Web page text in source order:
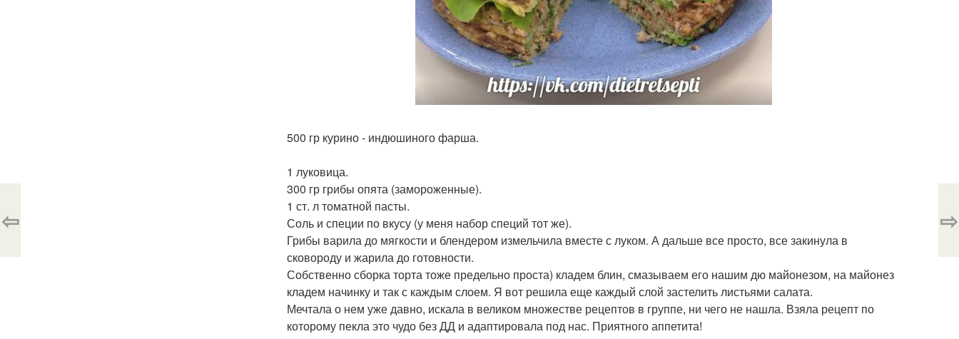
500 гр курино - индюшиного фарша.
1 луковица.
300 гр грибы опята (замороженные).
1 ст. л томатной пасты.
Соль и специи по вкусу (у меня набор специй тот же).
Грибы варила до мягкости и блендером измельчила вместе с луком. А дальше все просто, все закинула в
сковороду и жарила до готовности.
Собственно сборка торта тоже предельно проста) кладем блин, смазываем его нашим дю майонезом, на майонез
кладем начинку и так с каждым слоем. Я вот решила еще каждый слой застелить листьями салата.
Мечтала о нем уже давно, искала в великом множестве рецептов в группе, ни чего не нашла. Взяла рецепт по
которому пекла это чудо без ДД и адаптировала под нас. Приятного аппетита!
⇦ ⇨